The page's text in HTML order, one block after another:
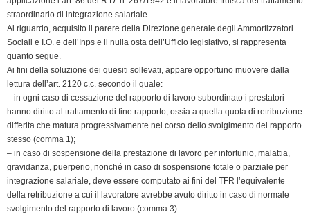
straordinario di integrazione salariale.
Al riguardo, acquisito il parere della Direzione generale degli Ammortizzatori
Sociali e I.O. e dell’Inps e il nulla osta dell’Ufficio legislativo, si rappresenta
quanto segue.
Ai fini della soluzione dei quesiti sollevati, appare opportuno muovere dalla
lettura dell’art. 2120 c.c. secondo il quale:
– in ogni caso di cessazione del rapporto di lavoro subordinato i prestatori
hanno diritto al trattamento di fine rapporto, ossia a quella quota di retribuzione
differita che matura progressivamente nel corso dello svolgimento del rapporto
stesso (comma 1);
– in caso di sospensione della prestazione di lavoro per infortunio, malattia,
gravidanza, puerperio, nonché in caso di sospensione totale o parziale per
integrazione salariale, deve essere computato ai fini del TFR l’equivalente
della retribuzione a cui il lavoratore avrebbe avuto diritto in caso di normale
svolgimento del rapporto di lavoro (comma 3).